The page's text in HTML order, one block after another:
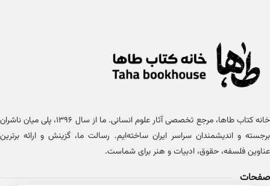
خانه کتاب طاها، مرجع تخصصی آثار علوم انسانی. ما از سال ۱۳۹۶، پلی میان ناشران
برجسته و اندیشمندان سراسر ایران ساخته‌ایم. رسالت ما، گزینش و ارائه برترین
عناوین فلسفه، حقوق، ادبیات و هنر برای شماست.
صفحات